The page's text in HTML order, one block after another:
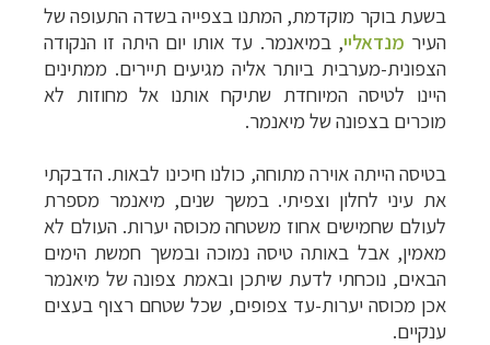
בשעת בוקר מוקדמת, המתנו בצפייה בשדה התעופה של
העיר מנדאליי, במיאנמר. עד אותו יום היתה זו הנקודה
הצפונית-מערבית ביותר אליה מגיעים תיירים. ממתינים
היינו לטיסה המיוחדת שתיקח אותנו אל מחוזות לא
מוכרים בצפונה של מיאנמר.
בטיסה הייתה אוירה מתוחה, כולנו חיכינו לבאות. הדבקתי
את עיני לחלון וצפיתי. במשך שנים, מיאנמר מספרת
לעולם שחמישים אחוז משטחה מכוסה יערות. העולם לא
מאמין, אבל באותה טיסה נמוכה ובמשך חמשת הימים
הבאים, נוכחתי לדעת שיתכן ובאמת צפונה של מיאנמר
אכן מכוסה יערות-עד צפופים, שכל שטחם רצוף בעצים
ענקיים.